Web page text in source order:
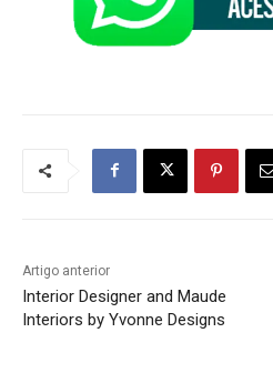
Artigo anterior
Interior Designer and Maude
Interiors by Yvonne Designs